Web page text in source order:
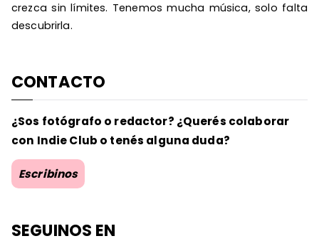
crezca sin límites. Tenemos mucha música, solo falta
descubrirla.
CONTACTO
¿Sos fotógrafo o redactor? ¿Querés colaborar
con Indie Club o tenés alguna duda?
Escribinos
SEGUINOS EN